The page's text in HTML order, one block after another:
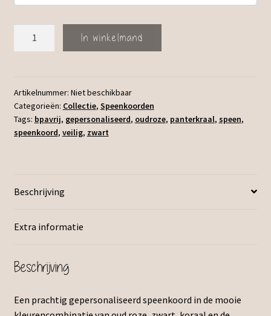
In winkelmand
Artikelnummer: Niet beschikbaar
Categorieën: Collectie, Speenkoorden
Tags: bpavrij, gepersonaliseerd, oudroze, panterkraal, speen,
speenkoord, veilig, zwart
Beschrijving
Extra informatie
Beschrijving
Een prachtig gepersonaliseerd speenkoord in de mooie